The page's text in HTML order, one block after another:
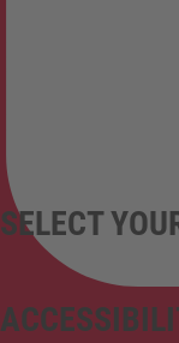
SELECT